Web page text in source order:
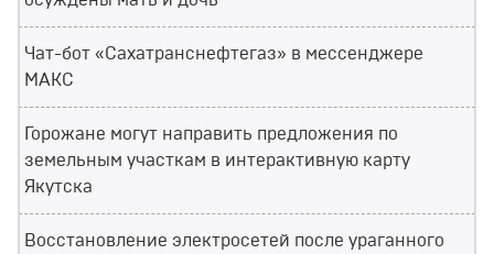
Чат-бот «Сахатранснефтегаз» в мессенджере
МАКС
Горожане могут направить предложения по
земельным участкам в интерактивную карту
Якутска
Восстановление электросетей после ураганного